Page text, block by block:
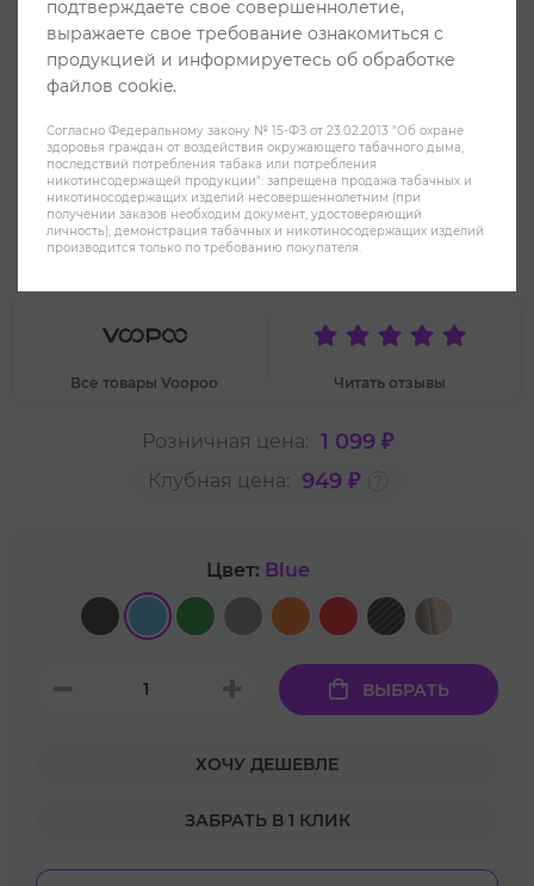
Voopoo Drag Nano 2 800 mah Pod
Kit - Powder Blue
Все товары Voopoo Читать отзывы
Розничная цена: 1 099 ₽
Клубная цена: 949 ₽
Цвет: Blue
ВЫБРАТЬ
ХОЧУ ДЕШЕВЛЕ
ЗАБРАТЬ В 1 КЛИК
подтверждаете свое совершеннолетие,
выражаете свое требование ознакомиться с
продукцией и информируетесь об обработке
файлов cookie.
Согласно Федеральному закону № 15-ФЗ от 23.02.2013 "Об охране
здоровья граждан от воздействия окружающего табачного дыма,
последствий потребления табака или потребления
никотинсодержащей продукции": запрещена продажа табачных и
никотиносодержащих изделий несовершеннолетним (при
получении заказов необходим документ, удостоверяющий
личность); демонстрация табачных и никотиносодержащих изделий
производится только по требованию покупателя.